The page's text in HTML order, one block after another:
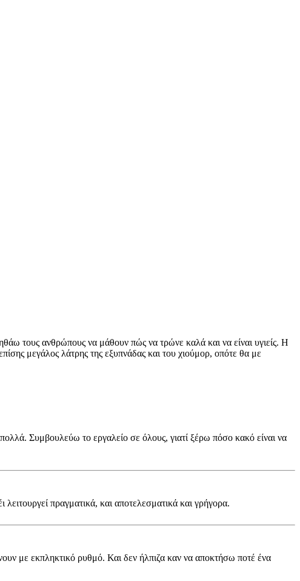
τους ανθρώπους να μάθουν πώς να τρώνε καλά και να είναι υγιείς. Η
μεγάλος λάτρης της εξυπνάδας και του χιούμορ, οπότε θα με
Συμβουλεύω το εργαλείο σε όλους, γιατί ξέρω πόσο κακό είναι να
πραγματικά, και αποτελεσματικά και γρήγορα.
με εκπληκτικό ρυθμό. Και δεν ήλπιζα καν να αποκτήσω ποτέ ένα